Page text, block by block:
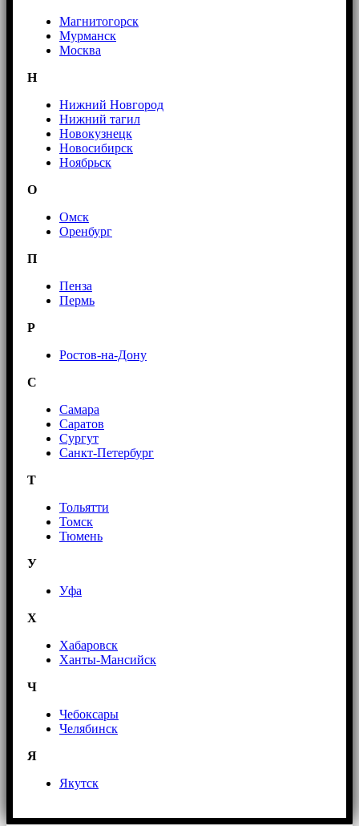
Магнитогорск
Мурманск
Москва
Н
Нижний Новгород
Нижний тагил
Новокузнецк
Новосибирск
Ноябрьск
О
Омск
Оренбург
П
Пенза
Пермь
Р
Ростов-на-Дону
С
Самара
Саратов
Сургут
Санкт-Петербург
Т
Тольятти
Томск
Тюмень
У
Уфа
Х
Хабаровск
Ханты-Мансийск
Ч
Чебоксары
Челябинск
Я
Якутск